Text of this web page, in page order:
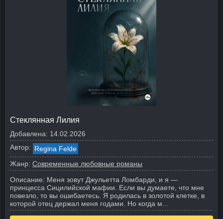
Стеклянная Лилия
Добавлена: 14.02.2026
Автор: Regina Felde
Жанр: Современные любовные романы
Описание: Меня зовут Джульетта Ломбарди, и я —
принцесса Сицилийской мафии. Если вы думаете, что мне
повезло, то вы ошибаетесь. Я родилась в золотой клетке, в
которой отец держал меня годами. Но когда м...